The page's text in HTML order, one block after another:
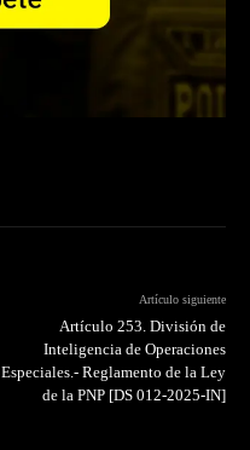
Artículo siguiente
Artículo 253. División de
Inteligencia de Operaciones
Especiales.- Reglamento de la Ley
de la PNP [DS 012-2025-IN]